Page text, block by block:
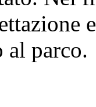
parco.